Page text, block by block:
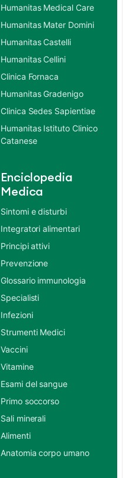
Humanitas Medical Care
Humanitas Mater Domini
Humanitas Castelli
Humanitas Cellini
Clinica Fornaca
Humanitas Gradenigo
Clinica Sedes Sapientiae
Humanitas Istituto Clinico
Catanese
Enciclopedia
Medica
Sintomi e disturbi
Integratori alimentari
Principi attivi
Prevenzione
Glossario immunologia
Specialisti
Infezioni
Strumenti Medici
Vaccini
Vitamine
Esami del sangue
Primo soccorso
Sali minerali
Alimenti
Anatomia corpo umano